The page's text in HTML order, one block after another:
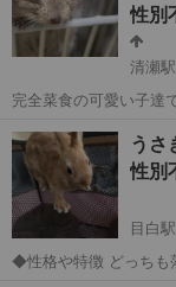
性別
清瀬駅
完全菜食の可愛い子達
東京 清瀬市
うさ
性別
目白駅
◆性格や特徴 どっちも落ち着いている